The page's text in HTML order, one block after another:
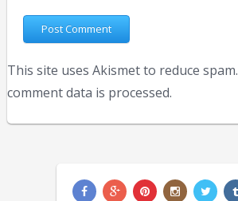
This site uses Akismet to reduce spam.
comment data is processed.